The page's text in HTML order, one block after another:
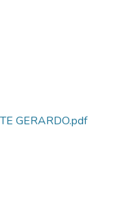
GERARDO.pdf